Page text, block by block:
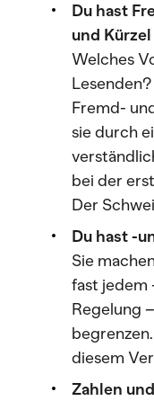
Du hast
und
Welches
Fremd-
sie durch
bei der
Der
Du hast -
Sie
fast jedem
Regelung
diesem
Zahlen